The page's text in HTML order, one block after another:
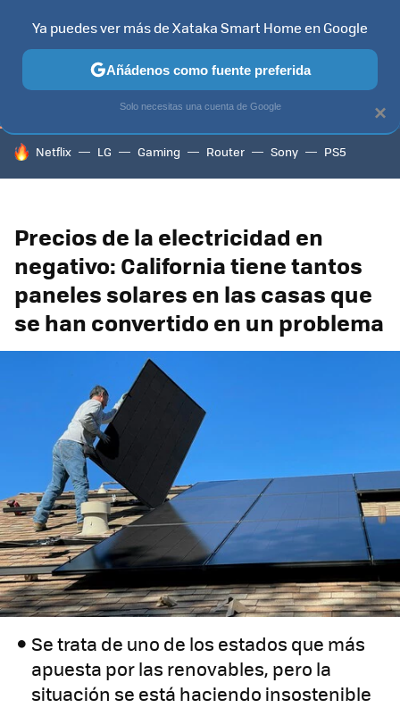
TELEVISORES CONTENIDOS SMART TV SELECCIÓN
HOY SE HABLA DE
Netflix LG Gaming Router Sony PS5
Precios de la electricidad en
negativo: California tiene tantos
paneles solares en las casas que
se han convertido en un problema
Se trata de uno de los estados que más
apuesta por las renovables, pero la
situación se está haciendo insostenible
×
Ya puedes ver más de Xataka Smart Home en Google
Añádenos como fuente preferida
Solo necesitas una cuenta de Google